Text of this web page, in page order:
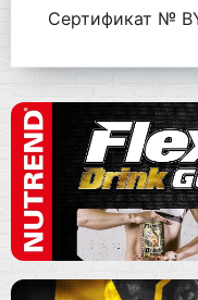
Сертификат №